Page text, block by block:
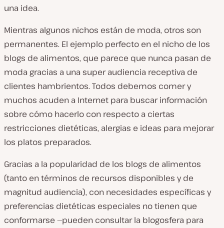
una idea.
Mientras algunos nichos están de moda, otros son
permanentes. El ejemplo perfecto en el nicho de los
blogs de alimentos, que parece que nunca pasan de
moda gracias a una super audiencia receptiva de
clientes hambrientos. Todos debemos comer y
muchos acuden a Internet para buscar información
sobre cómo hacerlo con respecto a ciertas
restricciones dietéticas, alergias e ideas para mejorar
los platos preparados.
Gracias a la popularidad de los blogs de alimentos
(tanto en términos de recursos disponibles y de
magnitud audiencia), con necesidades específicas y
preferencias dietéticas especiales no tienen que
conformarse —pueden consultar la blogosfera para